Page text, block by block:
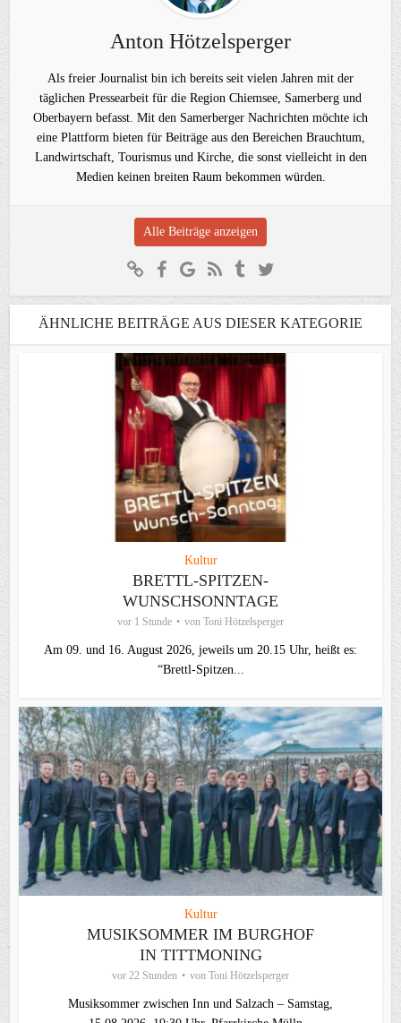
Anton Hötzelsperger
Als freier Journalist bin ich bereits seit vielen Jahren mit der
täglichen Pressearbeit für die Region Chiemsee, Samerberg und
Oberbayern befasst. Mit den Samerberger Nachrichten möchte ich
eine Plattform bieten für Beiträge aus den Bereichen Brauchtum,
Landwirtschaft, Tourismus und Kirche, die sonst vielleicht in den
Medien keinen breiten Raum bekommen würden.
Alle Beiträge anzeigen
ÄHNLICHE BEITRÄGE AUS DIESER KATEGORIE
Kultur
BRETTL-SPITZEN-
WUNSCHSONNTAGE
vor 1 Stunde von Toni Hötzelsperger
Am 09. und 16. August 2026, jeweils um 20.15 Uhr, heißt es:
“Brettl-Spitzen...
Kultur
MUSIKSOMMER IM BURGHOF
IN TITTMONING
vor 22 Stunden von Toni Hötzelsperger
Musiksommer zwischen Inn und Salzach – Samstag,